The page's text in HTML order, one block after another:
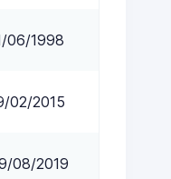
06/1998
02/2015
08/2019